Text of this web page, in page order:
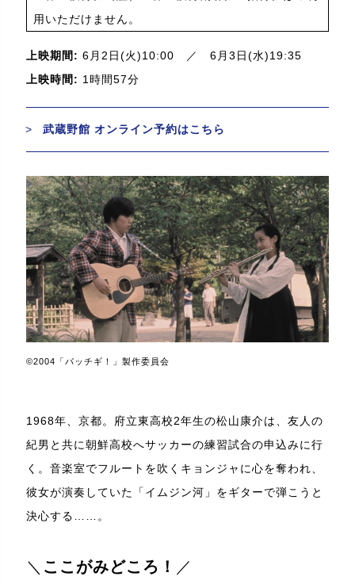
用いただけません。
上映期間: 6月2日(火)10:00 ／ 6月3日(水)19:35
上映時間: 1時間57分
武蔵野館 オンライン予約はこちら
©2004「パッチギ！」製作委員会
1968年、京都。府立東高校2年生の松山康介は、友人の
紀男と共に朝鮮高校へサッカーの練習試合の申込みに行
く。音楽室でフルートを吹くキョンジャに心を奪われ、
彼女が演奏していた「イムジン河」をギターで弾こうと
決心する……。
＼ ここがみどころ！ ／